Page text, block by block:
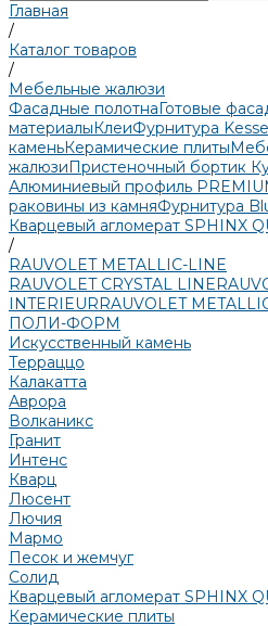
Главная
/
Каталог товаров
/
Мебельные жалюзи
Фасадные полотнаГотовые
материалыКлеиФурнитура
каменьКерамические плиты
жалюзиПристеночный бортик
Алюминиевый профиль
раковины из камняФурнитура
Кварцевый агломерат SPHINX
/
RAUVOLET METALLIC-LINE
RAUVOLET CRYSTAL LINE
INTERIEURRAUVOLET
ПОЛИ-ФОРМ
Искусственный камень
Терраццо
Калакатта
Аврора
Волканикс
Гранит
Интенс
Кварц
Люсент
Лючия
Мармо
Песок и жемчуг
Солид
Кварцевый агломерат SPHINX
Керамические плиты